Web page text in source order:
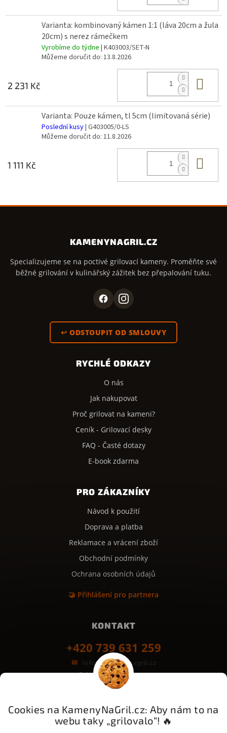
Cookies na KamenyNaGril.cz: Aby nám to na
webu taky „grilovalo“! 🔥
Varianta: kombinovaný kámen 1:1 (láva 20cm a žula
20cm) s nerez rámečkem
Vyrobíme do týdne | K403003/SET-N
Můžeme doručit do: 13.8.2026
2 231 Kč
Varianta: Pouze kámen, tl 5cm (limitovaná série)
Poslední kusy| G403005/0-LS
Můžeme doručit do: 11.8.2026
1 111 Kč
KAMENYNAGRIL.CZ
Specializujeme se na poctivé grilovací kameny. Proměňte své
běžné grilování v kulinářský zážitek bez přepalování tuku.
↩ ODSTOUPIT OD SMLOUVY
RYCHLÉ ODKAZY
O nás
Jak nakupovat
Proč grilovat na kameni?
Ceník - Grilovací desky
FAQ - Časté dotazy
E-book zdarma
PRO ZÁKAZNÍKY
Návod k použití
Doprava a platba
Reklamace a vrácení zboží
Obchodní podmínky
Ochrana osobních údajů
🤝 Přihlášení pro partnera
KONTAKT
+420 739 631 259
info@kamenynagril.cz
Grilovací desky z kamene
GoPay
Odložená platba
Platba na třetinky
Messenger - šetrná přeprava kamene